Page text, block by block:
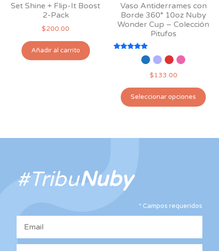
Set Shine + Flip-It Boost
2-Pack
$200.00
Añadir al carrito
Vaso Antiderrames con
Borde 360° 10oz Nuby
Wonder Cup – Colección
Pitufos
Valorado
$133.00
Seleccionar opciones
#TribuNuby
*Campos requeridos